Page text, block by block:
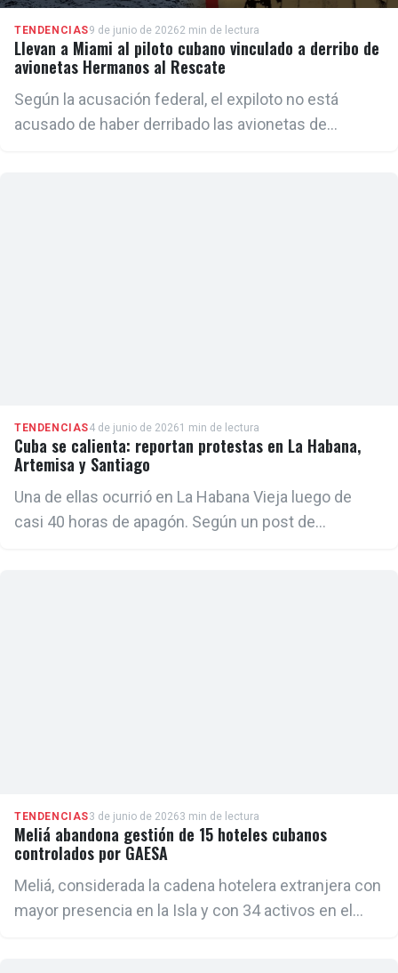
TENDENCIAS9 de junio de 20262 min de lectura
Llevan a Miami al piloto cubano vinculado a derribo de
avionetas Hermanos al Rescate
Según la acusación federal, el expiloto no está
acusado de haber derribado las avionetas de
TENDENCIAS4 de junio de 20261 min de lectura
Cuba se calienta: reportan protestas en La Habana,
Artemisa y Santiago
Una de ellas ocurrió en La Habana Vieja luego de
casi 40 horas de apagón. Según un post de
TENDENCIAS3 de junio de 20263 min de lectura
Meliá abandona gestión de 15 hoteles cubanos
controlados por GAESA
Meliá, considerada la cadena hotelera extranjera con
mayor presencia en la Isla y con 34 activos en el